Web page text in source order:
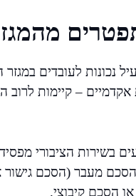
נכונות לעובדים
– קיימות לרוב
בשירות הציבורי
מעבר (הסכם
הסכם קיבוצי.